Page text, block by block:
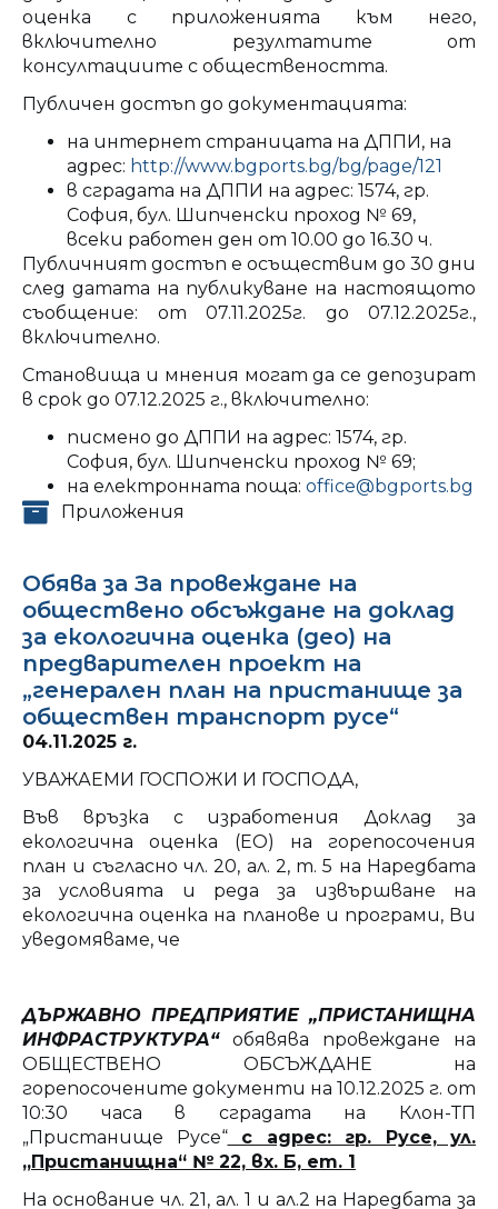
оценка с приложенията към него,
включително резултатите от
консултациите с обществеността.
Публичен достъп до документацията:
на интернет страницата на ДППИ, на
адрес: http://www.bgports.bg/bg/page/121
в сградата на ДППИ на адрес: 1574, гр.
София, бул. Шипченски проход № 69,
всеки работен ден от 10.00 до 16.30 ч.
Публичният достъп е осъществим до 30 дни
след датата на публикуване на настоящото
съобщение: от 07.11.2025г. до 07.12.2025г.,
включително.
Становища и мнения могат да се депозират
в срок до 07.12.2025 г., включително:
писмено до ДППИ на адрес: 1574, гр.
София, бул. Шипченски проход № 69;
на електронната поща: office@bgports.bg
Приложения
Обява за За провеждане на
обществено обсъждане на доклад
за екологична оценка (део) на
предварителен проект на
„генерален план на пристанище за
обществен транспорт русе“
04.11.2025 г.
УВАЖАЕМИ ГОСПОЖИ И ГОСПОДА,
Във връзка с изработения Доклад за
екологична оценка (ЕО) на горепосочения
план и съгласно чл. 20, ал. 2, т. 5 на Наредбата
за условията и реда за извършване на
екологична оценка на планове и програми, Ви
уведомяваме, че
ДЪРЖАВНО ПРЕДПРИЯТИЕ „ПРИСТАНИЩНА
ИНФРАСТРУКТУРА“обявява провеждане на
ОБЩЕСТВЕНО ОБСЪЖДАНЕ на
горепосочените документи на 10.12.2025 г. от
10:30 часа в сградата на Клон-ТП
„Пристанище Русе“с адрес: гр. Русе, ул.
„Пристанищна“ № 22, вх. Б, ет. 1
На основание чл. 21, ал. 1 и ал.2 на Наредбата за